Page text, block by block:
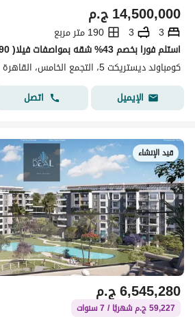
ج.م14,500,000
3
3
190 متر مربع
كومباوند ديستريكت 5، التجمع الخامس، القاهرة الجديدة، القاهرة
الإيميل
اتصل
قيد الإنشاء
ج.م6,545,280
59,227 ج.م شهريًا / 7 سنوات